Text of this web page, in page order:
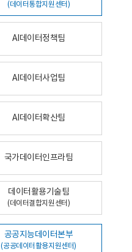
(데이터통합지원센터)
AI데이터정책팀
AI데이터사업팀
AI데이터확산팀
국가데이터인프라팀
데이터활용기술팀
(데이터결합지원센터)
공공지능데이터본부
(공공데이터활용지원센터)